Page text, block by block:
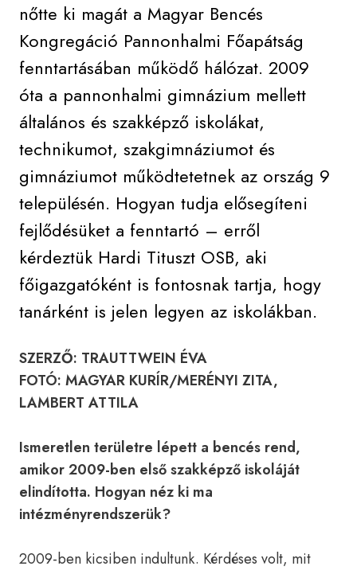
nőtte ki magát a Magyar Bencés
Kongregáció Pannonhalmi Főapátság
fenntartásában működő hálózat. 2009
óta a pannonhalmi gimnázium mellett
általános és szakképző iskolákat,
technikumot, szakgimnáziumot és
gimnáziumot működtetetnek az ország 9
településén. Hogyan tudja elősegíteni
fejlődésüket a fenntartó – erről
kérdeztük Hardi Tituszt OSB, aki
főigazgatóként is fontosnak tartja, hogy
tanárként is jelen legyen az iskolákban.
SZERZŐ: TRAUTTWEIN ÉVA
FOTÓ: MAGYAR KURÍR/MERÉNYI ZITA,
LAMBERT ATTILA
Ismeretlen területre lépett a bencés rend,
amikor 2009-ben első szakképző iskoláját
elindította. Hogyan néz ki ma
intézményrendszerük?
2009-ben kicsiben indultunk. Kérdéses volt, mit